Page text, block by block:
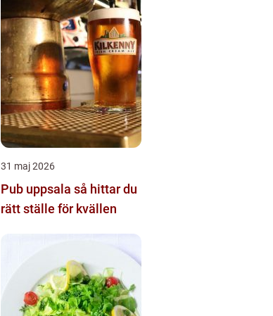
31 maj 2026
Pub uppsala så hittar du
rätt ställe för kvällen